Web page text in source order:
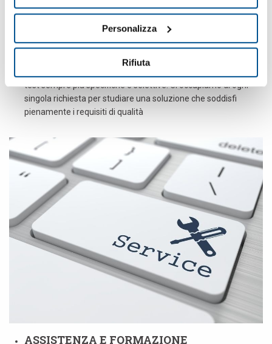
Personalizza
Rifiuta
un sistema informativo per documentare le procedure di test
e registrare la cronologia dei test di ciascun prodotto.
SOLUZIONI PERSONALIZZATE
test sempre più specifiche e selettive. Ci occupiamo di ogni
singola richiesta per studiare una soluzione che soddisfi
pienamente i requisiti di qualità
ASSISTENZA E FORMAZIONE